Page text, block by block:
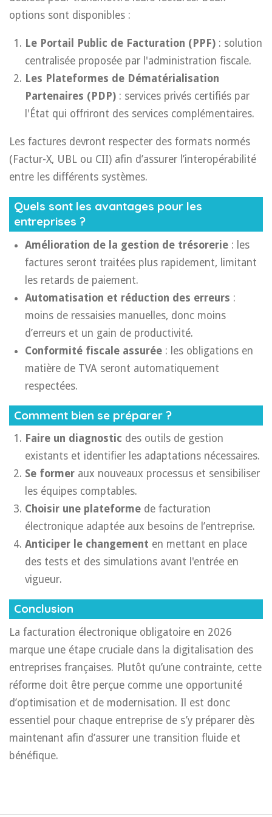
options sont disponibles :
Le Portail Public de Facturation (PPF) : solution
centralisée proposée par l'administration fiscale.
Les Plateformes de Dématérialisation
Partenaires (PDP) : services privés certifiés par
l'État qui offriront des services complémentaires.
Les factures devront respecter des formats normés
(Factur-X, UBL ou CII) afin d’assurer l’interopérabilité
entre les différents systèmes.
Quels sont les avantages pour les
entreprises ?
Amélioration de la gestion de trésorerie : les
factures seront traitées plus rapidement, limitant
les retards de paiement.
Automatisation et réduction des erreurs :
moins de ressaisies manuelles, donc moins
d’erreurs et un gain de productivité.
Conformité fiscale assurée : les obligations en
matière de TVA seront automatiquement
respectées.
Comment bien se préparer ?
Faire un diagnostic des outils de gestion
existants et identifier les adaptations nécessaires.
Se former aux nouveaux processus et sensibiliser
les équipes comptables.
Choisir une plateforme de facturation
électronique adaptée aux besoins de l’entreprise.
Anticiper le changement en mettant en place
des tests et des simulations avant l'entrée en
vigueur.
Conclusion
La facturation électronique obligatoire en 2026
marque une étape cruciale dans la digitalisation des
entreprises françaises. Plutôt qu’une contrainte, cette
réforme doit être perçue comme une opportunité
d’optimisation et de modernisation. Il est donc
essentiel pour chaque entreprise de s’y préparer dès
maintenant afin d’assurer une transition fluide et
bénéfique.